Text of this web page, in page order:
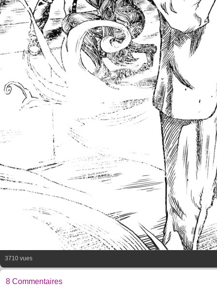
3710 vues
8 Commentaires